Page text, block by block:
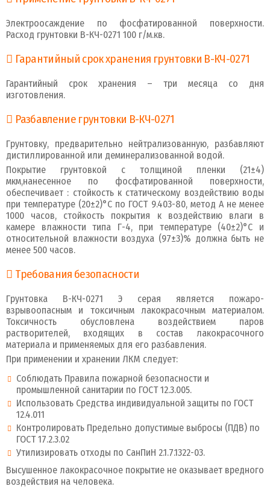
Электроосаждение по фосфатированной поверхности.
Расход грунтовки В-КЧ-0271 100 г/м.кв.
Гарантийный срок хранения грунтовки В-КЧ-0271
Гарантийный срок хранения – три месяца со дня
изготовления.
Разбавление грунтовки В-КЧ-0271
Грунтовку, предварительно нейтрализованную, разбавляют
дистиллированной или деминерализованной водой.
Покрытие грунтовкой с толщиной пленки (21±4)
мкм,нанесенное по фосфатированной поверхности,
обеспечивает : стойкость к статическому воздействию воды
при температуре (20±2)°С по ГОСТ 9.403-80, метод А не менее
1000 часов, стойкость покрытия к воздействию влаги в
камере влажности типа Г-4, при температуре (40±2)°С и
относительной влажности воздуха (97±3)% должна быть не
менее 500 часов.
Требования безопасности
Грунтовка В-КЧ-0271 Э серая является пожаро-
взрывоопасным и токсичным лакокрасочным материалом.
Токсичность обусловлена воздействием паров
растворителей, входящих в состав лакокрасочного
материала и применяемых для его разбавления.
При применении и хранении ЛКМ следует:
Соблюдать Правила пожарной безопасности и
промышленной санитарии по ГОСТ 12.3.005.
Использовать Средства индивидуальной защиты по ГОСТ
12.4.011
Контролировать Предельно допустимые выбросы (ПДВ) по
ГОСТ 17.2.3.02
Утилизировать отходы по СанПиН 2.1.7.1322-03.
Высушенное лакокрасочное покрытие не оказывает вредного
воздействия на человека.